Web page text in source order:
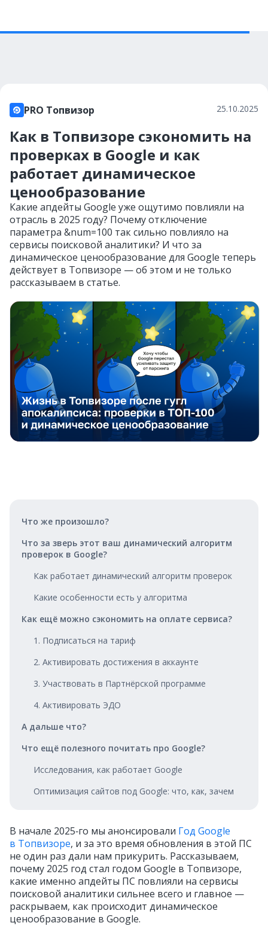
PRO Топвизор 25.10.2025
Как в Топвизоре сэкономить на
проверках в Google и как
работает динамическое
ценообразование
Какие апдейты Google уже ощутимо повлияли на
отрасль в 2025 году? Почему отключение
параметра &num=100 так сильно повлияло на
сервисы поисковой аналитики? И что за
динамическое ценообразование для Google теперь
действует в Топвизоре — об этом и не только
рассказываем в статье.
Что же произошло?
Что за зверь этот ваш динамический алгоритм
проверок в Google?
Как работает динамический алгоритм проверок
Какие особенности есть у алгоритма
Как ещё можно сэкономить на оплате сервиса?
1. Подписаться на тариф
2. Активировать достижения в аккаунте
3. Участвовать в Партнёрской программе
4. Активировать ЭДО
А дальше что?
Что ещё полезного почитать про Google?
Исследования, как работает Google
Оптимизация сайтов под Google: что, как, зачем
В начале 2025‑го мы анонсировали Год Google
в Топвизоре, и за это время обновления в этой ПС
не один раз дали нам прикурить. Рассказываем,
почему 2025 год стал годом Google в Топвизоре,
какие именно апдейты ПС повлияли на сервисы
поисковой аналитики сильнее всего и главное —
раскрываем, как происходит динамическое
ценообразование в Google.